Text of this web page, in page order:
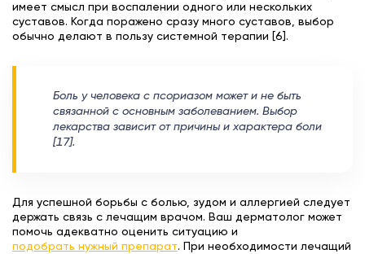
имеет смысл при воспалении одного или нескольких
суставов. Когда поражено сразу много суставов, выбор
обычно делают в пользу системной терапии [6].
Боль у человека с псориазом может и не быть
связанной с основным заболеванием. Выбор
лекарства зависит от причины и характера боли
[17].
Для успешной борьбы с болью, зудом и аллергией следует
держать связь с лечащим врачом. Ваш дерматолог может
помочь адекватно оценить ситуацию и
подобрать нужный препарат. При необходимости лечащий